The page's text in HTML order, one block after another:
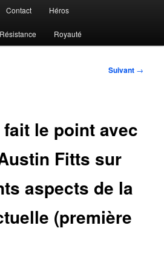
Contact Héros
Résistance Royauté
Suivant →
le point avec
Fitts sur
aspects de la
(première